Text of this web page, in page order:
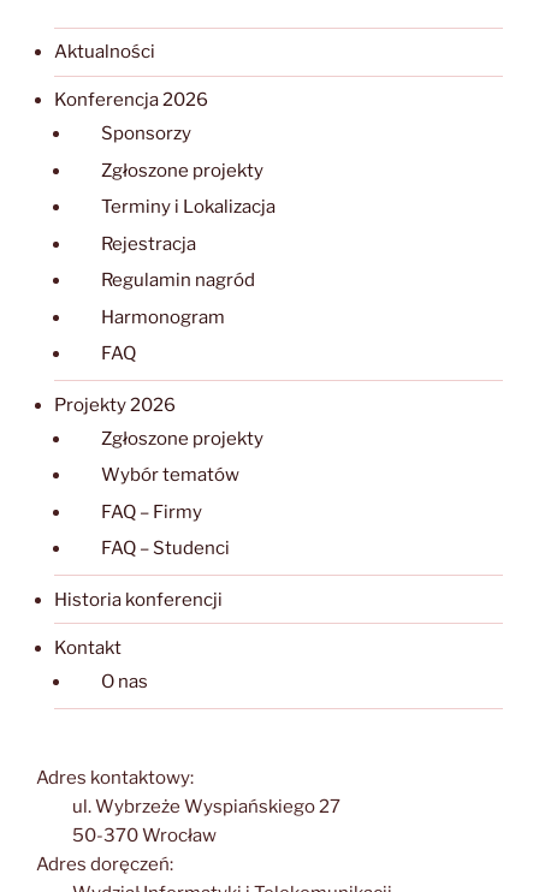
Aktualności
Konferencja 2026
Sponsorzy
Zgłoszone projekty
Terminy i Lokalizacja
Rejestracja
Regulamin nagród
Harmonogram
FAQ
Projekty 2026
Zgłoszone projekty
Wybór tematów
FAQ – Firmy
FAQ – Studenci
Historia konferencji
Kontakt
O nas
Adres kontaktowy:
ul. Wybrzeże Wyspiańskiego 27
50-370 Wrocław
Adres doręczeń: